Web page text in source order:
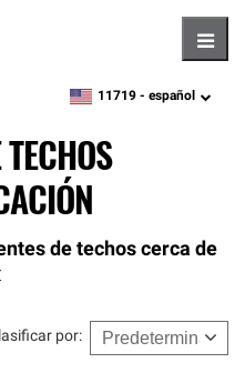
zipcode, language
11719 - español
de techos cerca de
por: